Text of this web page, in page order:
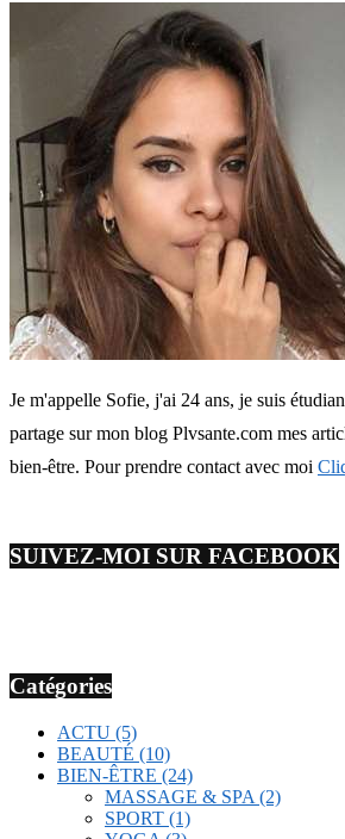
Je m'appelle Sofie, j'ai 24 ans, je suis
partage sur mon blog Plvsante.com mes
bien-être. Pour prendre contact avec moi
SUIVEZ-MOI SUR FACEBOOK
Catégories
ACTU (5)
BEAUTÉ (10)
BIEN-ÊTRE (24)
MASSAGE & SPA (2)
SPORT (1)